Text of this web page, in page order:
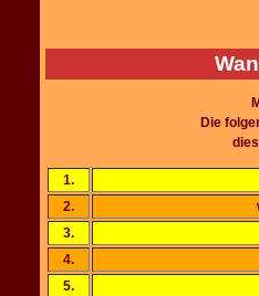
Die
1.
2.
3.
4.
5.